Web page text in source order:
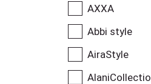
AXXA
Abbi style
AiraStyle